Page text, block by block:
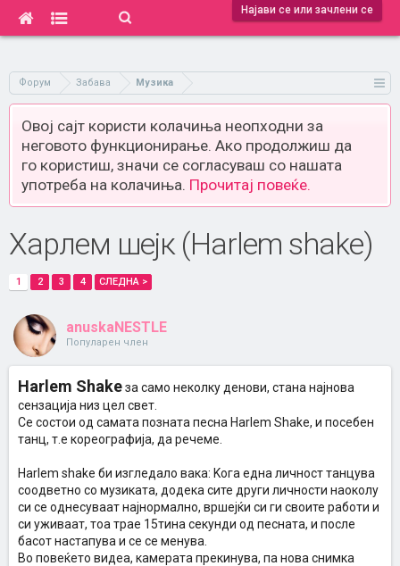
Најави се или зачлени се
Форум Забава Музика
Овој сајт користи колачиња неопходни за
неговото функционирање. Ако продолжиш да
го користиш, значи се согласуваш со нашата
употреба на колачиња. Прочитај повеќе.
Харлем шејк (Harlem shake)
1 2 3 4 СЛЕДНА >
anuskaNESTLE
Популарен член
Harlem Shakeза само неколку денови, стана најнова
сензација низ цел свет.
Се состои од самата позната песна Harlem Shake, и посебен
танц, т.е кореографија, да речеме.
Harlem shake би изгледало вака: Kога една личност танцува
соодветно со музиката, додека сите други личности наоколу
си се однесуваат најнормално, вршејќи си ги своите работи и
си уживаат, тоа трае 15тина секунди од песната, и после
басот настапува и се се менува.
Во повеќето видеа, камерата прекинува, па нова снимка